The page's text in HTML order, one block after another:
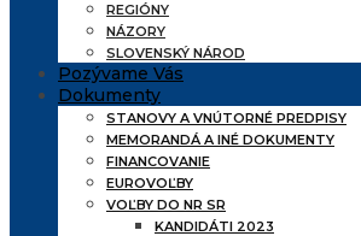
REGIÓNY
NÁZORY
SLOVENSKÝ NÁROD
Pozývame Vás
Dokumenty
STANOVY A VNÚTORNÉ PREDPISY
MEMORANDÁ A INÉ DOKUMENTY
FINANCOVANIE
EUROVOĽBY
VOĽBY DO NR SR
KANDIDÁTI 2023